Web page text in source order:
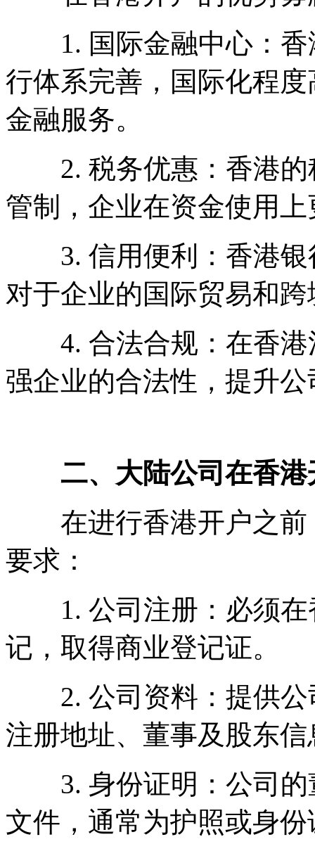
1. 国际金融中心：香
行体系完善，国际化程
金融服务。
2. 税务优惠：香港的
管制，企业在资金使用
3. 信用便利：香港银
对于企业的国际贸易和
4. 合法合规：在香港
强企业的合法性，提升
二、大陆公司在香港
在进行香港开户之前
要求：
1. 公司注册：必须在
记，取得商业登记证。
2. 公司资料：提供公
注册地址、董事及股东信
3. 身份证明：公司的
文件，通常为护照或身